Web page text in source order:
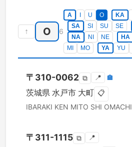
↑ O 6
A U O KA
SA
SI SU SE
NA
NI NE HA
MI
MO YA YU
〒 310-0062 ⧉ 📍 🏣
茨城県 水戸市 大町 📋
IBARAKI KEN MITO SHI OMACHI
〒 311-1115 ⧉ 📍